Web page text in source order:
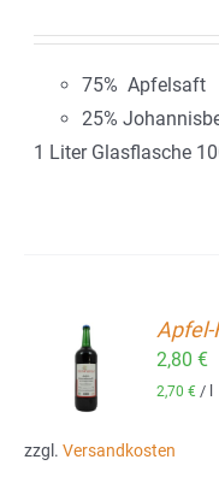
75% Apfelsaft
25%
1 Liter Glasflasche
2,80€
2,70€ /
zzgl. Versandkosten